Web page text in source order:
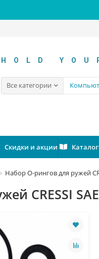
HOLD
Все категории
Скидки и акции
Набор О-рингов для ружей
CRESSI